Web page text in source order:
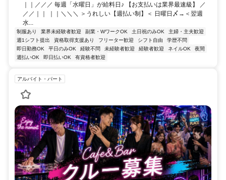
｜｜／／／ 毎週「水曜日」が給料日♪ 【お支払いは業界最速級】 ／
／／｜｜ ｜｜＼＼＼ ＞うれしい【週払い制】＜ 日曜日〆→＜翌週
水...
制服あり 業界未経験者歓迎 副業・WワークOK 土日祝のみOK
主婦・主夫歓迎
週1シフト提出
資格取得支援あり フリーター歓迎 シフト自由
学歴不問
即日勤務OK
平日のみOK 経験不問 未経験者歓迎 経験者歓迎 ネイルOK
夜間
週払いOK
即日払いOK 有資格者歓迎
アルバイト・パート